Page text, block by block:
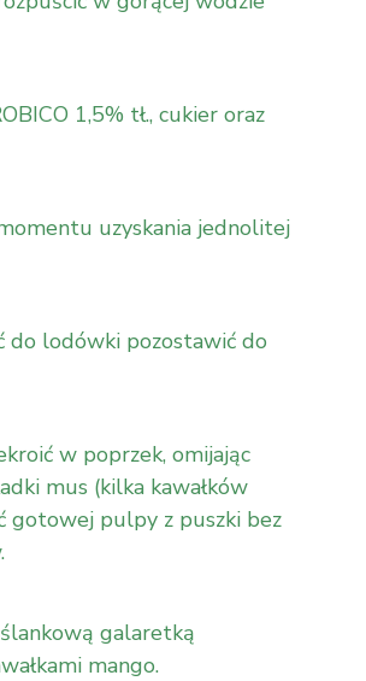
1,5% tł., cukier oraz
uzyskania jednolitej
do lodówki pozostawić do
w poprzek, omijając
mus (kilka kawałków
gotowej pulpy z puszki bez
galaretką
mango.